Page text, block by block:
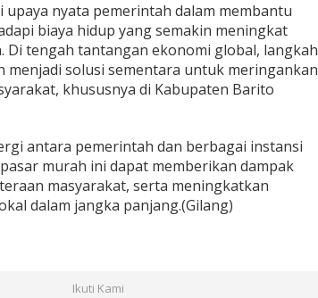
upaya nyata pemerintah dalam membantu
biaya hidup yang semakin meningkat
Di tengah tantangan ekonomi global, langkah
menjadi solusi sementara untuk meringankan
khususnya di Kabupaten Barito
antara pemerintah dan berbagai instansi
murah ini dapat memberikan dampak
masyarakat, serta meningkatkan
dalam jangka panjang.(Gilang)
Ikuti Kami